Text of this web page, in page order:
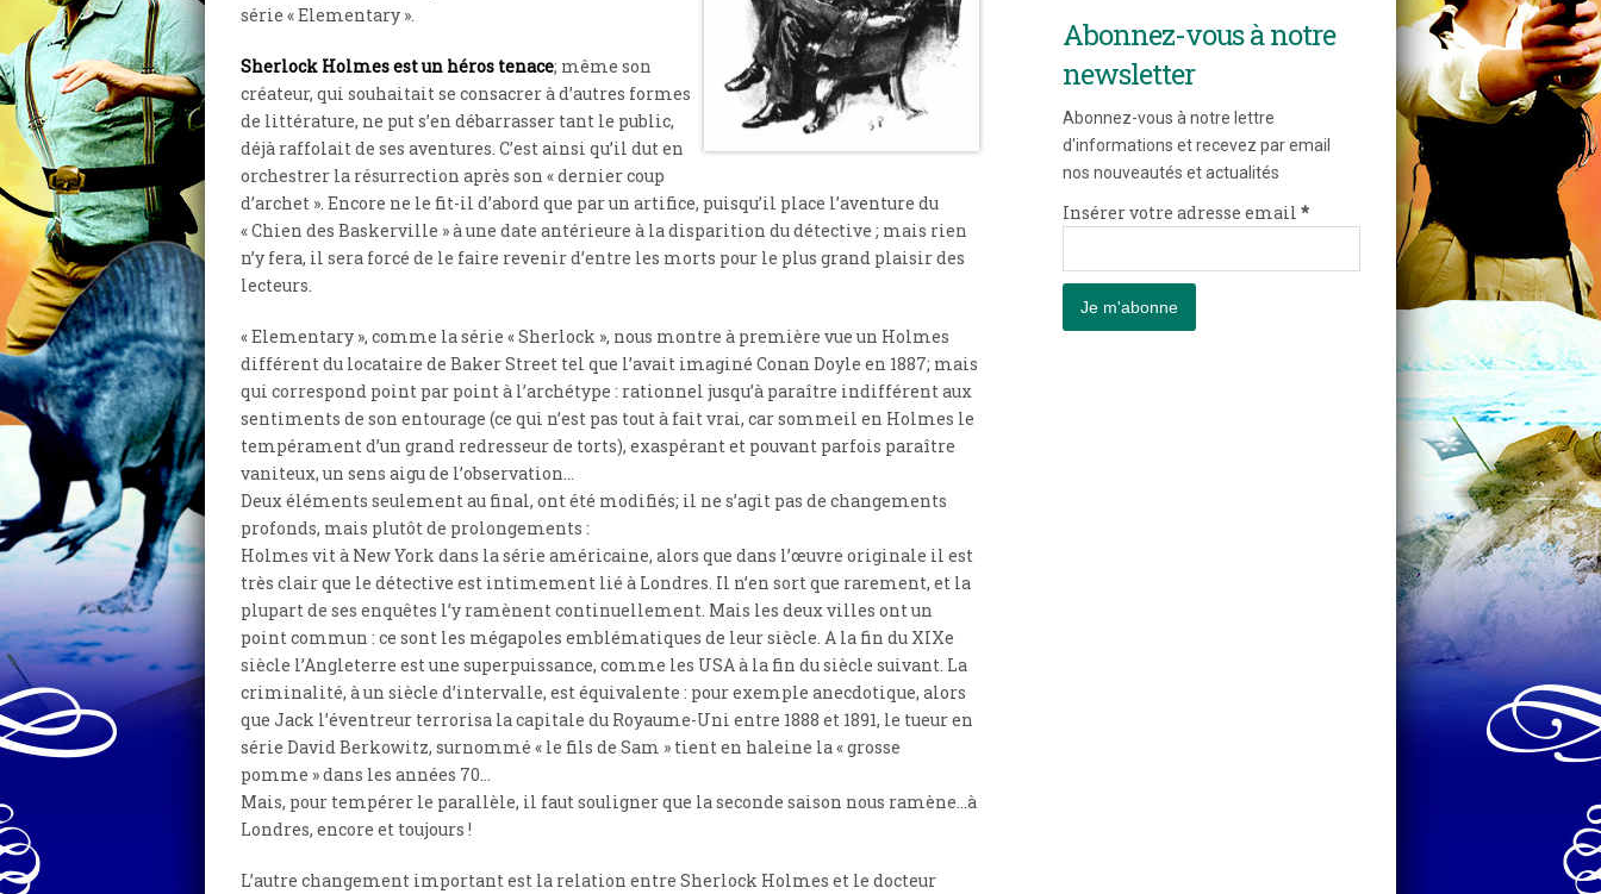
série « Elementary ».
Sherlock Holmes est un héros tenace; même son
créateur, qui souhaitait se consacrer à d’autres formes
de littérature, ne put s’en débarrasser tant le public,
déjà raffolait de ses aventures. C’est ainsi qu’il dut en
orchestrer la résurrection après son « dernier coup
d’archet ». Encore ne le fit-il d’abord que par un artifice, puisqu’il place l’aventure du
« Chien des Baskerville » à une date antérieure à la disparition du détective ; mais rien
n’y fera, il sera forcé de le faire revenir d’entre les morts pour le plus grand plaisir des
lecteurs.
« Elementary », comme la série « Sherlock », nous montre à première vue un Holmes
différent du locataire de Baker Street tel que l’avait imaginé Conan Doyle en 1887; mais
qui correspond point par point à l’archétype : rationnel jusqu’à paraître indifférent aux
sentiments de son entourage (ce qui n’est pas tout à fait vrai, car sommeil en Holmes le
tempérament d’un grand redresseur de torts), exaspérant et pouvant parfois paraître
vaniteux, un sens aigu de l’observation…
Deux éléments seulement au final, ont été modifiés; il ne s’agit pas de changements
profonds, mais plutôt de prolongements :
Holmes vit à New York dans la série américaine, alors que dans l’œuvre originale il est
très clair que le détective est intimement lié à Londres. Il n’en sort que rarement, et la
plupart de ses enquêtes l’y ramènent continuellement. Mais les deux villes ont un
point commun : ce sont les mégapoles emblématiques de leur siècle. A la fin du XIXe
siècle l’Angleterre est une superpuissance, comme les USA à la fin du siècle suivant. La
criminalité, à un siècle d’intervalle, est équivalente : pour exemple anecdotique, alors
que Jack l’éventreur terrorisa la capitale du Royaume-Uni entre 1888 et 1891, le tueur en
série David Berkowitz, surnommé « le fils de Sam » tient en haleine la « grosse
pomme » dans les années 70…
Mais, pour tempérer le parallèle, il faut souligner que la seconde saison nous ramène…à
Londres, encore et toujours !
L’autre changement important est la relation entre Sherlock Holmes et le docteur
Abonnez-vous à notre
newsletter
Abonnez-vous à notre lettre
d'informations et recevez par email
nos nouveautés et actualités
Insérer votre adresse email *